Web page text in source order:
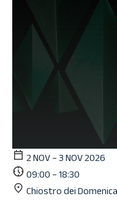
2 NOV – 3 NOV 2026
09:00 – 18:30
Chiostro dei